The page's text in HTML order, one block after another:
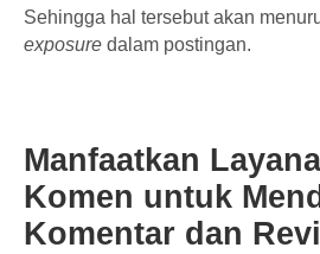
Sehingga hal tersebut akan
exposure dalam postingan.
Manfaatkan
Komen untuk
Komentar dan